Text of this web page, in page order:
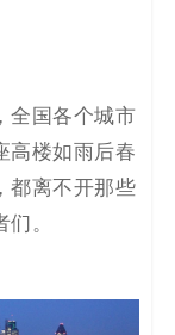
全国各个城市
高楼如雨后春
都离不开那些
。